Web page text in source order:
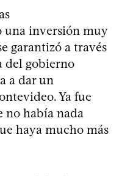
una inversión muy
garantizó a través
del gobierno
a dar un
Ya fue
no había nada
haya mucho más